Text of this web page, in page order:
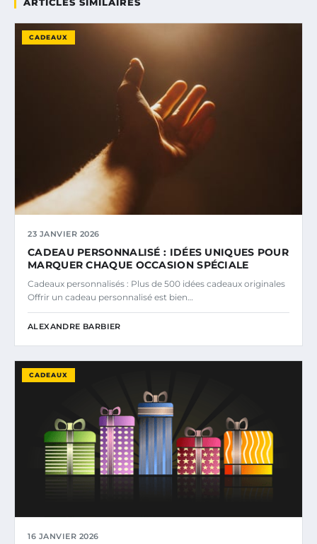
CADEAUX
23 JANVIER 2026
CADEAU PERSONNALISÉ : IDÉES UNIQUES POUR
MARQUER CHAQUE OCCASION SPÉCIALE
Cadeaux personnalisés : Plus de 500 idées cadeaux originales
Offrir un cadeau personnalisé est bien…
ALEXANDRE BARBIER
CADEAUX
16 JANVIER 2026